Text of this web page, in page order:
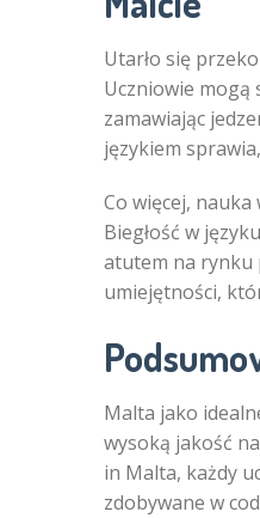
Utarło się
Uczniowie mogą
zamawiając
językiem
Co więcej,
Biegłość w
atutem na rynku
umiejętności,
Malta jako
wysoką jakość
in Malta, każdy
zdobywane w